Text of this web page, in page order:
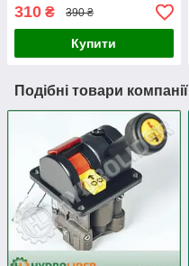
310 ₴ 390 ₴
Купити
Подібні товари компанії